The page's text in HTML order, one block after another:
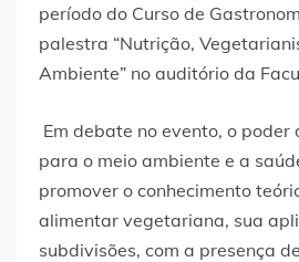
período do Curso de
palestra “Nutrição,
Ambiente” no auditório da
Em debate no evento, o
para o meio ambiente e a
promover o conhecimento
alimentar vegetariana, sua
subdivisões, com a presença